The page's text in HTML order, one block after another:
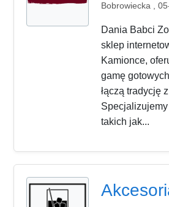
Bobrowiecka ,
Dania Babci
sklep
Kamionce,
gamę
łączą tradycję
takich jak...